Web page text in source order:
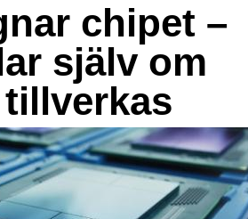
chipet –
själv om